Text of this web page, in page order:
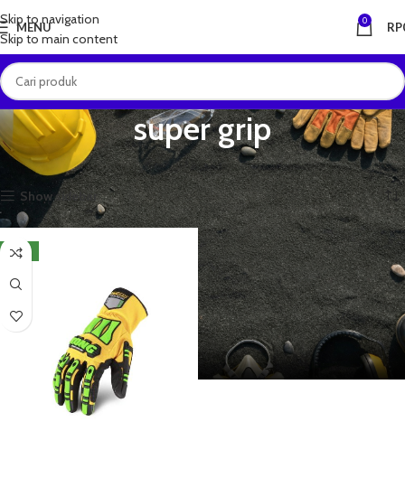
Skip to navigation
Skip to main content
MENU 0 RP
super grip
Beranda Produk dengan tag “super grip” Menampilkan hasil tunggal
Show sidebar
NEW